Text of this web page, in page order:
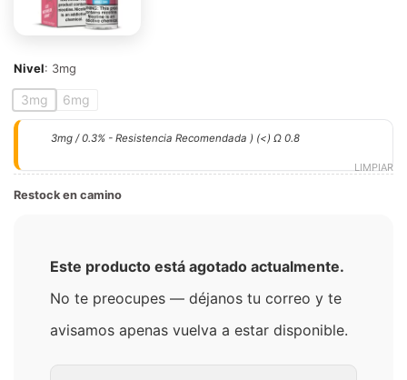
Nivel: 3mg
3mg 6mg
LIMPIAR
3mg / 0.3% - Resistencia Recomendada ) (<) Ω 0.8
Restock en camino
Este producto está agotado actualmente.
No te preocupes — déjanos tu correo y te
avisamos apenas vuelva a estar disponible.